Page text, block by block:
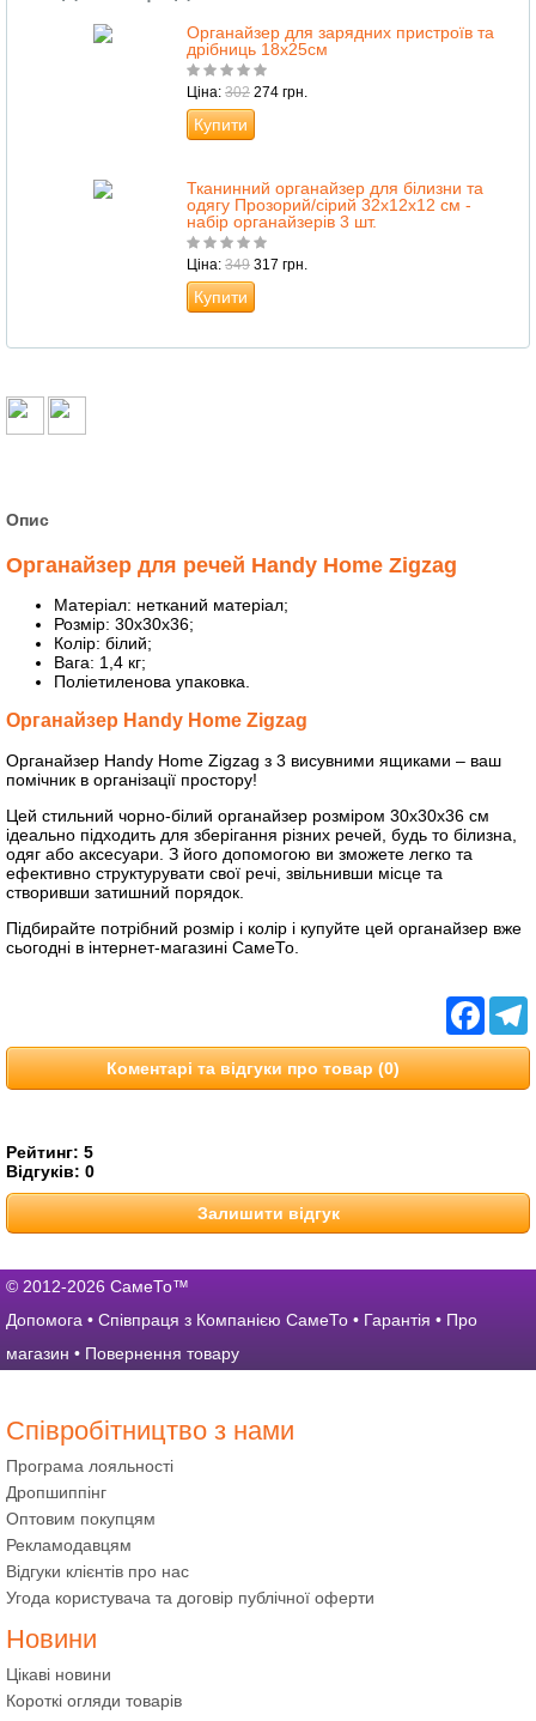
Органайзер для зарядних пристроїв та
дрібниць 18х25см
Ціна: 302 274 грн.
Купити
Тканинний органайзер для білизни та
одягу Прозорий/сірий 32х12х12 см -
набір органайзерів 3 шт.
Ціна: 349 317 грн.
Купити
Опис
Органайзер для речей Handy Home Zigzag
Матеріал: нетканий матеріал;
Розмір: 30х30х36;
Колір: білий;
Вага: 1,4 кг;
Поліетиленова упаковка.
Органайзер Handy Home Zigzag
Органайзер Handy Home Zigzag з 3 висувними ящиками – ваш
помічник в організації простору!
Цей стильний чорно-білий органайзер розміром 30x30x36 см
ідеально підходить для зберігання різних речей, будь то білизна,
одяг або аксесуари. З його допомогою ви зможете легко та
ефективно структурувати свої речі, звільнивши місце та
створивши затишний порядок.
Підбирайте потрібний розмір і колір і купуйте цей органайзер вже
сьогодні в інтернет-магазині СамеТо.
Коментарі та відгуки про товар (0)
Рейтинг: 5
Відгуків: 0
Залишити відгук
© 2012-2026 СамеТо™
Допомога • Співпраця з Компанією СамеТо • Гарантія • Про
магазин • Повернення товару
Співробітництво з нами
Програма лояльності
Дропшиппінг
Оптовим покупцям
Рекламодавцям
Відгуки клієнтів про нас
Угода користувача та договір публічної оферти
Новини
Цікаві новини
Короткі огляди товарів